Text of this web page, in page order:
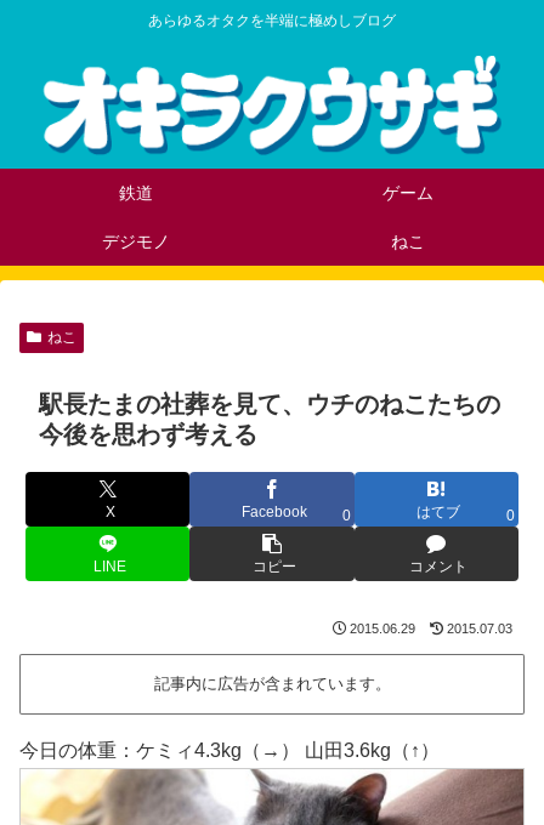
あらゆるオタクを半端に極めしブログ
鉄道 ゲーム
デジモノ ねこ
ねこ
駅長たまの社葬を見て、ウチのねこたちの
今後を思わず考える
X Facebook 0 はてブ 0
LINE コピー コメント
2015.06.29 2015.07.03
記事内に広告が含まれています。
今日の体重：ケミィ4.3kg（→） 山田3.6kg（↑）